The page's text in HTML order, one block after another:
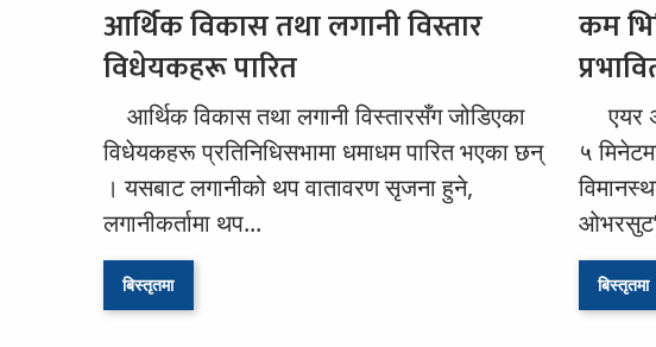
आर्थिक विकास तथा लगानी विस्तार
विधेयकहरू पारित
आर्थिक विकास तथा लगानी विस्तारसँग जोडिएका
विधेयकहरू प्रतिनिधिसभामा धमाधम पारित भएका छन्
। यसबाट लगानीको थप वातावरण सृजना हुने,
लगानीकर्तामा थप...
बिस्तृतमा
कम
एयर
५
बिस्तृतमा